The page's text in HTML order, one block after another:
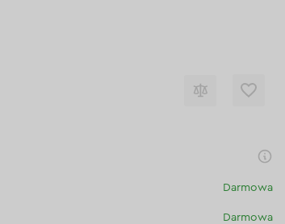
Darmowa
Darmowa